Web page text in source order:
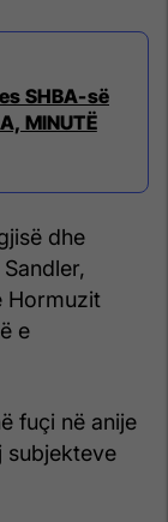
SHBA-së
MINUTË
dhe
Hormuzit
e
fuçi në anije
subjekteve